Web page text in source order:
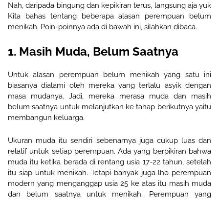
Nah, daripada bingung dan kepikiran terus, langsung aja yuk
Kita bahas tentangbeberapa alasan perempuan belum
menikah. Poin-poinnya ada di bawah ini, silahkan dibaca.
1. Masih Muda, Belum Saatnya
Untuk alasan perempuan belum menikah yang satu ini
biasanya dialami oleh mereka yang terlalu asyik dengan
masa mudanya. Jadi, mereka merasa muda dan masih
belum saatnya untuk melanjutkan ke tahap berikutnya yaitu
membangun keluarga.
Ukuran muda itu sendiri sebenarnya juga cukup luas dan
relatif untuk setiap perempuan. Ada yang berpikiran bahwa
muda itu ketika berada di rentang usia 17-22 tahun, setelah
itu siap untuk menikah. Tetapi banyak juga lho perempuan
modern yang menganggap usia 25 ke atas itu masih muda
dan belum saatnya untuk menikah. Perempuan yang